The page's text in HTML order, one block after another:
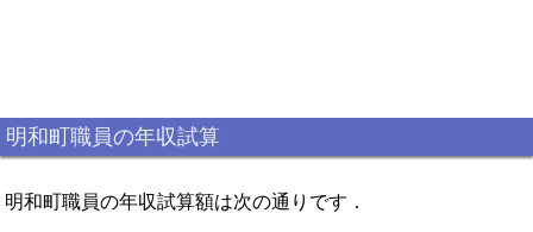
明和町職員の年収試算
明和町職員の年収試算額は次の通りです．